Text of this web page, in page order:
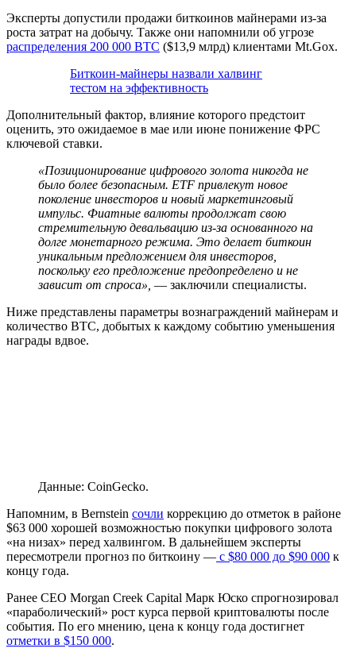
Эксперты допустили продажи биткоинов майнерами из-за
роста затрат на добычу. Также они напомнили об угрозе
распределения 200 000 BTC ($13,9 млрд) клиентами Mt.Gox.
Биткоин-майнеры назвали халвинг
тестом на эффективность
Дополнительный фактор, влияние которого предстоит
оценить, это ожидаемое в мае или июне понижение ФРС
ключевой ставки.
«Позиционирование цифрового золота никогда не
было более безопасным. ETF привлекут новое
поколение инвесторов и новый маркетинговый
импульс. Фиатные валюты продолжат свою
стремительную девальвацию из-за основанного на
долге монетарного режима. Это делает биткоин
уникальным предложением для инвесторов,
поскольку его предложение предопределено и не
зависит от спроса», — заключили специалисты.
Ниже представлены параметры вознаграждений майнерам и
количество BTC, добытых к каждому событию уменьшения
награды вдвое.
Данные: CoinGecko.
Напомним, в Bernstein сочли коррекцию до отметок в районе
$63 000 хорошей возможностью покупки цифрового золота
«на низах» перед халвингом. В дальнейшем эксперты
пересмотрели прогноз по биткоину — с $80 000 до $90 000 к
концу года.
Ранее CEO Morgan Creek Capital Марк Юско спрогнозировал
«параболический» рост курса первой криптовалюты после
события. По его мнению, цена к концу года достигнет
отметки в $150 000.